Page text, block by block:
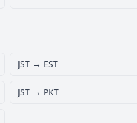
JST → EST
JST → PKT